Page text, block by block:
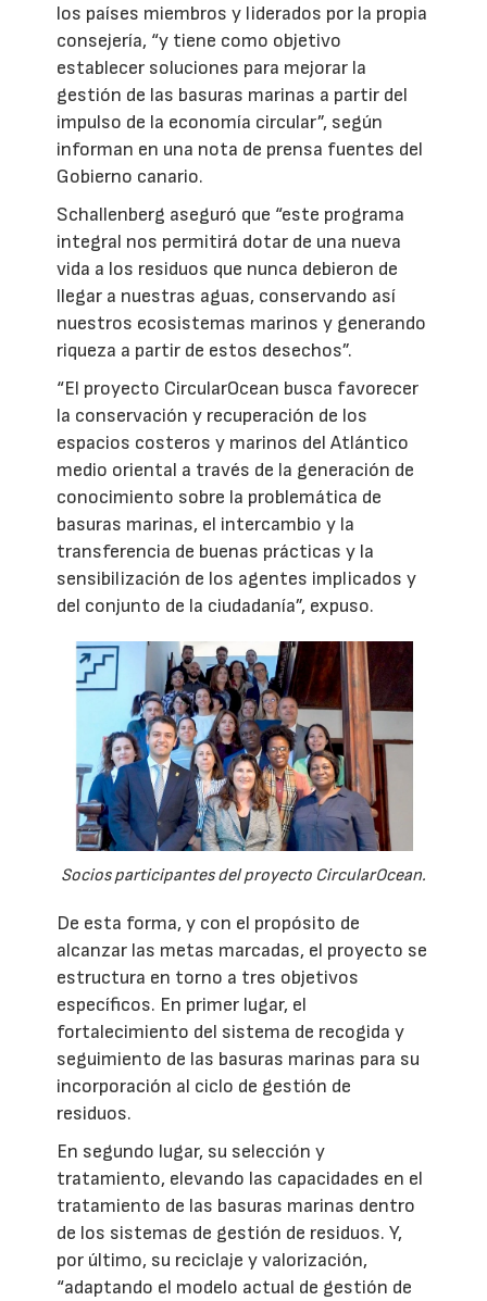
los países miembros y liderados por la propia
consejería, “y tiene como objetivo
establecer soluciones para mejorar la
gestión de las basuras marinas a partir del
impulso de la economía circular”, según
informan en una nota de prensa fuentes del
Gobierno canario.
Schallenberg aseguró que “este programa
integral nos permitirá dotar de una nueva
vida a los residuos que nunca debieron de
llegar a nuestras aguas, conservando así
nuestros ecosistemas marinos y generando
riqueza a partir de estos desechos”.
“El proyecto CircularOcean busca favorecer
la conservación y recuperación de los
espacios costeros y marinos del Atlántico
medio oriental a través de la generación de
conocimiento sobre la problemática de
basuras marinas, el intercambio y la
transferencia de buenas prácticas y la
sensibilización de los agentes implicados y
del conjunto de la ciudadanía”, expuso.
Socios participantes del proyecto CircularOcean.
De esta forma, y con el propósito de
alcanzar las metas marcadas, el proyecto se
estructura en torno a tres objetivos
específicos. En primer lugar, el
fortalecimiento del sistema de recogida y
seguimiento de las basuras marinas para su
incorporación al ciclo de gestión de
residuos.
En segundo lugar, su selección y
tratamiento, elevando las capacidades en el
tratamiento de las basuras marinas dentro
de los sistemas de gestión de residuos. Y,
por último, su reciclaje y valorización,
“adaptando el modelo actual de gestión de